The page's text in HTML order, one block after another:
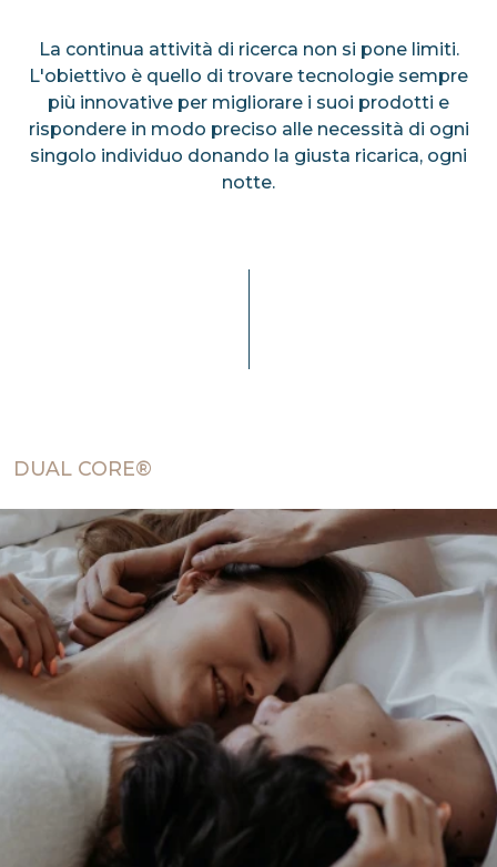
La continua attività di ricerca non si pone limiti.
L'obiettivo è quello di trovare tecnologie sempre
più innovative per migliorare i suoi prodotti e
rispondere in modo preciso alle necessità di ogni
singolo individuo donando la giusta ricarica, ogni
notte.
DUAL CORE®